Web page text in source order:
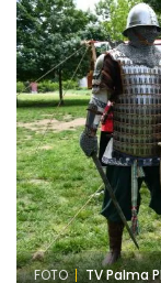
FOTO TV Palma